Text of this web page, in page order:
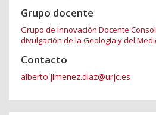
Grupo docente
Grupo de Innovación Docente
divulgación de la Geología y del
Contacto
alberto.jimenez.diaz@urjc.es